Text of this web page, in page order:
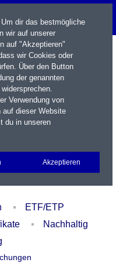
Login
ETF/ETP
Nachhaltig
dir das bestmögliche
wir auf unserer
auf "Akzeptieren"
wir Cookies oder
Über den Button
der genannten
Verwendung von
auf dieser Website
du in unseren
Akzeptieren